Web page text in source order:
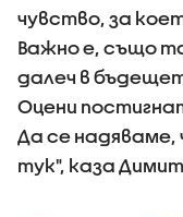
чувство, за
Важно е, също
далеч в
Оцени
Да се надяваме,
тук", каза